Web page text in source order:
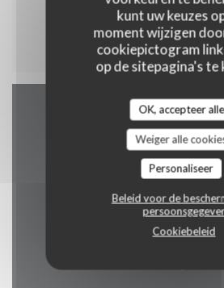
kunt uw keuzes
moment wijzigen
cookiepictogram
op de sitepagina's te
OK, accepteer alle
Weiger alle
Personaliseer
Beleid voor de
Cookiebeleid
Menu enfant
Plattegrond en
2 rue alphonse callais
02 35 37 24 16